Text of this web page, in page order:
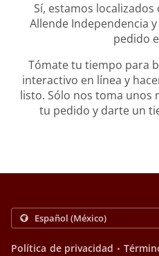
Sí, estamos localizados
Allende Independencia
pedido
Tómate tu tiempo para
interactivo en línea y
listo. Sólo nos toma
tu pedido y darte un
Política de privacidad .